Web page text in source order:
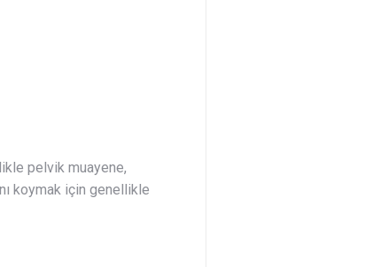
pelvik muayene,
koymak için genellikle